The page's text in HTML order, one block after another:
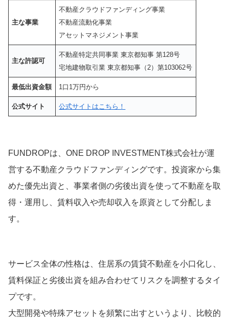
主な事業
不動産クラウドファンディング事業
不動産流動化事業
アセットマネジメント事業
主な許認可
不動産特定共同事業 東京都知事 第128号
宅地建物取引業 東京都知事（2）第103062号
最低出資金額 1口1万円から
公式サイト 公式サイトはこちら！
FUNDROPは、ONE DROP INVESTMENT株式会社が運
営する不動産クラウドファンディングです。投資家から集
めた優先出資と、事業者側の劣後出資を使って不動産を取
得・運用し、賃料収入や売却収入を原資として分配しま
す。
サービス全体の性格は、住居系の賃貸不動産を小口化し、
賃料保証と劣後出資を組み合わせてリスクを調整するタイ
プです。
大型開発や特殊アセットを頻繁に出すというより、比較的